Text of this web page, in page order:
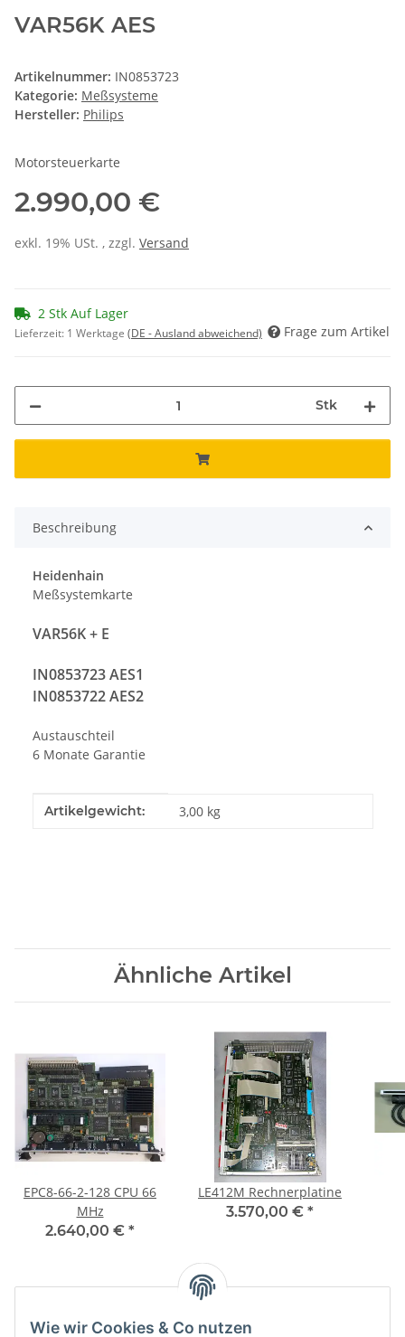
Wie wir Cookies & Co nutzen
VAR56K AES
Artikelnummer: IN0853723
Kategorie: Meßsysteme
Hersteller: Philips
Motorsteuerkarte
2.990,00 €
exkl. 19% USt. , zzgl. Versand
2 Stk Auf Lager
Lieferzeit: 1 Werktage (DE - Ausland abweichend) Frage zum Artikel
Stk
Beschreibung
Heidenhain
Meßsystemkarte
VAR56K + E
IN0853723 AES1
IN0853722 AES2
Austauschteil
6 Monate Garantie
Produkteigenschaft
Wert
Artikelgewicht: 3,00 kg
Ähnliche Artikel
EPC8-66-2-128 CPU 66
MHz
2.640,00 € *
LE412M Rechnerplatine
3.570,00 € *
Kategorien